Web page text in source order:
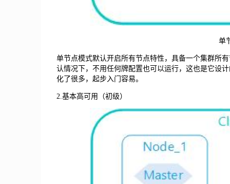
单
单节点模式默认开启所有节点特性，具备一个集群所
认情况下，不用任何牌配置也可以运行，这也是它设
化了很多，起步入门容易。
2.基本高可用（初级）